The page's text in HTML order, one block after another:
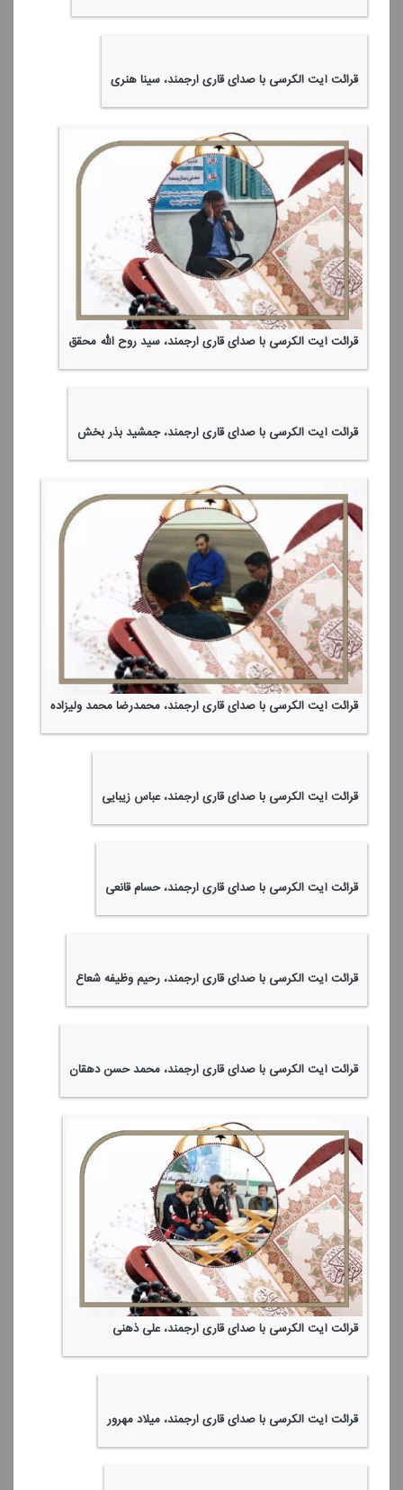
قرائت آیت الكرسی با صدای قاری ارجمند، سینا هنری
قرائت آیت الكرسی با صدای قاری ارجمند، سید روح الله محقق
قرائت آیت الكرسی با صدای قاری ارجمند، جمشید بذر بخش
قرائت آیت الكرسی با صدای قاری ارجمند، محمدرضا محمد ولیزاده
قرائت آیت الكرسی با صدای قاری ارجمند، عباس زیبایی
قرائت آیت الكرسی با صدای قاری ارجمند، حسام قانعی
قرائت آیت الكرسی با صدای قاری ارجمند، رحیم وظیفه شعاع
قرائت آیت الكرسی با صدای قاری ارجمند، محمد حسن دهقان
قرائت آیت الكرسی با صدای قاری ارجمند، علی ذهنی
قرائت آیت الكرسی با صدای قاری ارجمند، میلاد مهرور